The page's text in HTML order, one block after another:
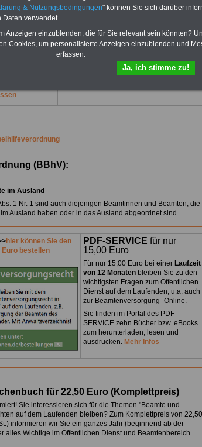
-
-
-Private
- zuerst
wichtigsten Themen für Beamte und
dem Öffentlichen Dienst
als zehn Taschenbücher als eBook
herunterladen: Beamtenrecht, Besoldung,
Beamtenversorgung, Beihilfe) sowie
Nebentätigkeitsrecht, Tarifrecht, Frauen
im öffentlichen Dienst. Sie können die
lesen>>>mehr Informationen
(BBhV):
im Ausland
1 Nr. 1 sind auch diejenigen Beamtinnen und Beamten, die
Ausland haben oder in das Ausland abgeordnet sind.
hier können Sie den
Euro bestellen
PDF-SERVICE für nur
15,00 Euro
Für nur 15,00 Euro bei einer Laufzeit
von 12 Monatenbleiben Sie zu den
wichtigsten Fragen zum Öffentlichen
Dienst auf dem Laufenden, u.a. auch
zur Beamtenversorgung -Online.
Sie finden im Portal des PDF-
SERVICE zehn Bücher bzw. eBooks
zum herunterladen, lesen und
ausdrucken. Mehr Infos
für 22,50 Euro (Komplettpreis)
Sie interessieren sich für die Themen "Beamte und
auf dem Laufenden bleiben? Zum Komplettpreis von 22,50
informieren wir Sie ein ganzes Jahr (beginnend ab der
alles Wichtige im Öffentlichen Dienst und Beamtenbereich.
& Nutzungsbedingungen" können Sie sich darüber
Daten verwendet.
Anzeigen einzublenden, die für Sie relevant sein könnten?
Cookies, um personalisierte Anzeigen einzublenden und
erfassen.
Ja, ich stimme zu!